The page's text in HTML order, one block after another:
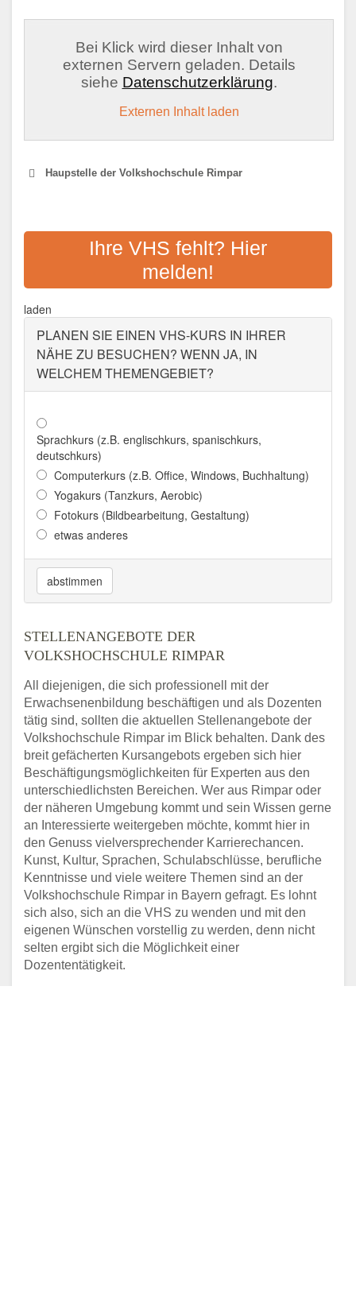
Bei Klick wird dieser Inhalt von
externen Servern geladen. Details
siehe Datenschutzerklärung.
Externen Inhalt laden
Haupstelle der Volkshochschule Rimpar
VHS WÜRZBURG &
UMGEBUNG
Münzstraße 1, 97070 Würzburg
Aktualisiert: August 2021
Ihre VHS fehlt? Hier
melden!
laden
PLANEN SIE EINEN VHS-KURS IN IHRER
NÄHE ZU BESUCHEN? WENN JA, IN
WELCHEM THEMENGEBIET?
Sprachkurs (z.B. englischkurs, spanischkurs,
deutschkurs)
Computerkurs (z.B. Office, Windows, Buchhaltung)
Yogakurs (Tanzkurs, Aerobic)
Fotokurs (Bildbearbeitung, Gestaltung)
etwas anderes
abstimmen
STELLENANGEBOTE DER
VOLKSHOCHSCHULE RIMPAR
All diejenigen, die sich professionell mit der
Erwachsenenbildung beschäftigen und als Dozenten
tätig sind, sollten die aktuellen Stellenangebote der
Volkshochschule Rimpar im Blick behalten. Dank des
breit gefächerten Kursangebots ergeben sich hier
Beschäftigungsmöglichkeiten für Experten aus den
unterschiedlichsten Bereichen. Wer aus Rimpar oder
der näheren Umgebung kommt und sein Wissen gerne
an Interessierte weitergeben möchte, kommt hier in
den Genuss vielversprechender Karrierechancen.
Kunst, Kultur, Sprachen, Schulabschlüsse, berufliche
Kenntnisse und viele weitere Themen sind an der
Volkshochschule Rimpar in Bayern gefragt. Es lohnt
sich also, sich an die VHS zu wenden und mit den
eigenen Wünschen vorstellig zu werden, denn nicht
selten ergibt sich die Möglichkeit einer
Dozententätigkeit.